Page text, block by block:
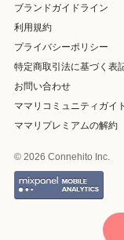
ブランドガイドライン
利用規約
プライバシーポリシー
特定商取引法に基づく表
お問い合わせ
ママリコミュニティガイ
ママリプレミアムの解約
© 2026 Connehito Inc.